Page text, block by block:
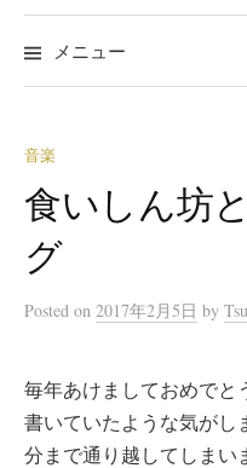
メニュー
音楽
食いしん坊
グ
Posted on 2017年2月5日 by
毎年あけましておめでと
書いていたような気がし
分まで通り越してしまい